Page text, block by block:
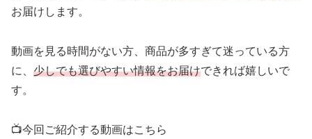
お届けします。
動画を見る時間がない方、商品が多すぎて迷っている方
に、 少しでも選びやすい情報をお届けできれば嬉しいで
す。
📺今回ご紹介する動画はこちら